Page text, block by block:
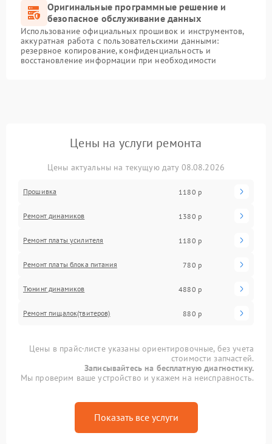
Оригинальные программные решение и
безопасное обслуживание данных
Использование официальных прошивок и инструментов,
аккуратная работа с пользовательскими данными:
резервное копирование, конфиденциальность и
восстановление информации при необходимости
Цены на услуги ремонта
Цены актуальны на текущую дату 08.08.2026
Прошивка 1180 р
Ремонт динамиков 1380 р
Ремонт платы усилителя 1180 р
Ремонт платы блока питания 780 р
Тюнинг динамиков 4880 р
Ремонт пищалок(твитеров) 880 р
Цены в прайс-листе указаны ориентировочные, без учета
стоимости запчастей.
Записывайтесь на бесплатную диагностику.
Мы проверим ваше устройство и укажем на неисправность.
Показать все услуги